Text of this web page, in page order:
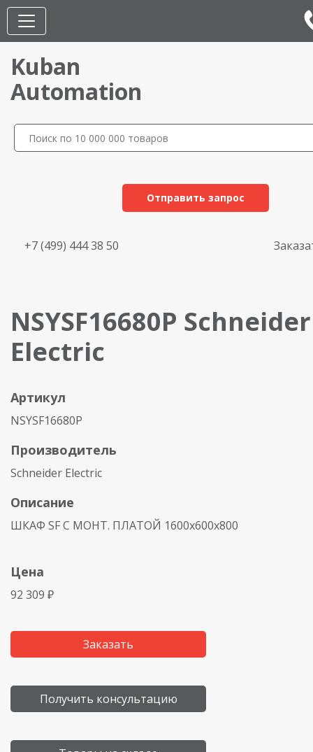
Kuban
Automation
Отправить запрос
+7 (499) 444 38 50
NSYSF16680P Schneider
Electric
Артикул
NSYSF16680P
Производитель
Schneider Electric
Описание
ШКАФ SF С МОНТ. ПЛАТОЙ 1600x600x800
Цена
92 309 ₽
Заказать
Получить консультацию